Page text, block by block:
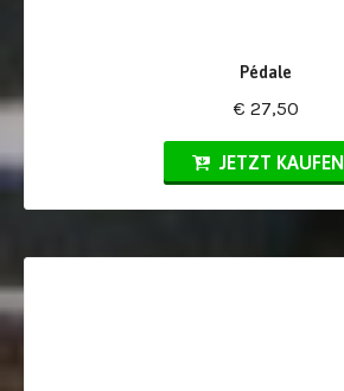
Pédale
€ 27,50
JETZT KAUFEN